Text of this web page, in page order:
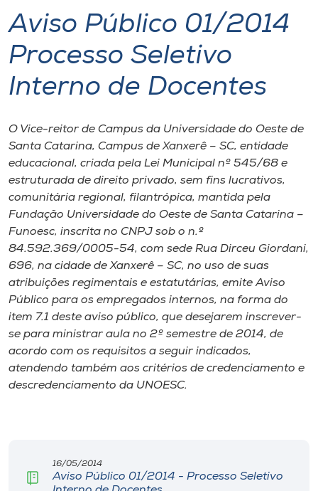
Internacionalização
I.nova
Cultura
CPA
Biblioteca
Editora
Rádio
Selecione
Aviso Público 01/2014
Processo Seletivo
Interno de Docentes
O Vice-reitor de Campus da Universidade do Oeste de
Santa Catarina, Campus de Xanxerê – SC, entidade
educacional, criada pela Lei Municipal nº 545/68 e
estruturada de direito privado, sem fins lucrativos,
comunitária regional, filantrópica, mantida pela
Fundação Universidade do Oeste de Santa Catarina –
Funoesc, inscrita no CNPJ sob o n.º
84.592.369/0005-54, com sede Rua Dirceu Giordani,
696, na cidade de Xanxerê – SC, no uso de suas
atribuições regimentais e estatutárias, emite Aviso
Público para os empregados internos, na forma do
item 7.1 deste aviso público, que desejarem inscrever-
se para ministrar aula no 2º semestre de 2014, de
acordo com os requisitos a seguir indicados,
atendendo também aos critérios de credenciamento e
descredenciamento da UNOESC.
16/05/2014
Aviso Público 01/2014 - Processo Seletivo